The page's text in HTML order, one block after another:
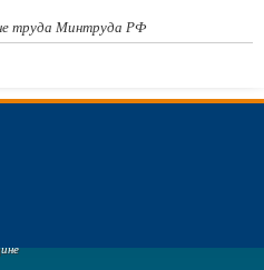
труда Минтруда РФ